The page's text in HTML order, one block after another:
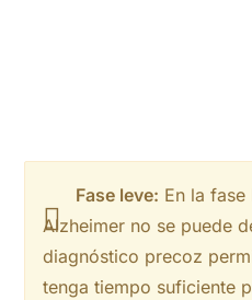
Fase leve: En la
Alzheimer no se puede
diagnóstico precoz
tenga tiempo suficiente